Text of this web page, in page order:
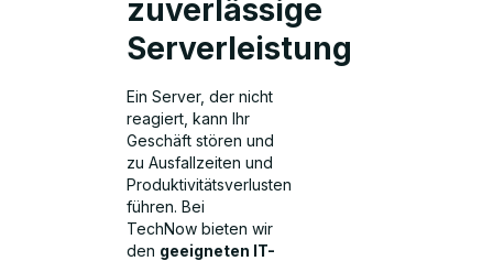
zuverlässige
Serverleistung
Ein Server, der nicht
reagiert, kann Ihr
Geschäft stören und
zu Ausfallzeiten und
Produktivitätsverlusten
führen. Bei
TechNow bieten wir
den geeigneten IT-